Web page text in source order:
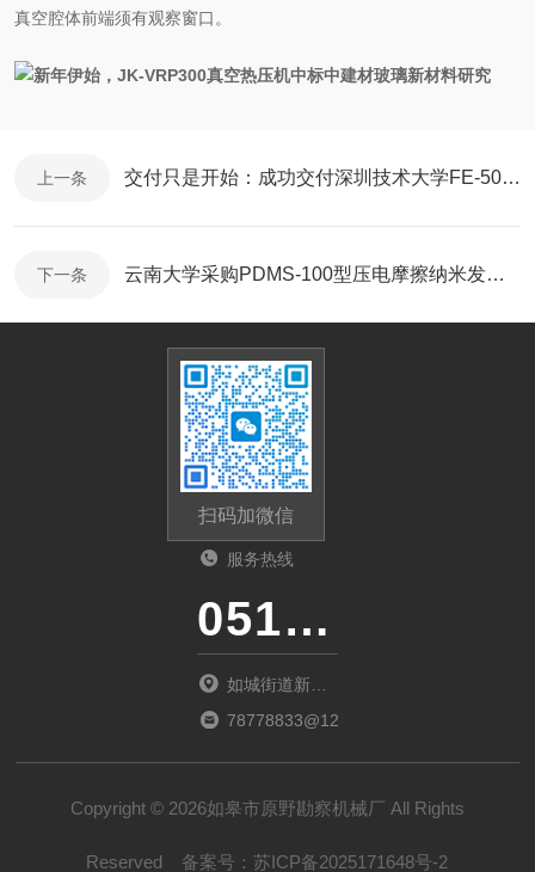
真空腔体前端须有观察窗口。
上一条 交付只是开始：成功交付深圳技术大学FE-5000综合铁电测试系统
下一条 云南大学采购PDMS-100型压电摩擦纳米发电机测试系统
扫码加微信
服务热线
0513-87510026
如城街道新北
商城D1幢02室
78778833@126.com
Copyright © 2026如皋市原野勘察机械厂 All Rights
Reserved 备案号：苏ICP备2025171648号-2